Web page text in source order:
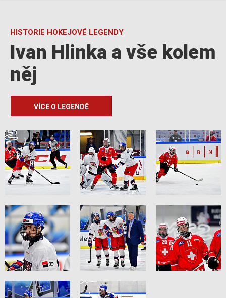
HISTORIE HOKEJOVÉ LEGENDY
Ivan Hlinka a vše kolem
něj
VÍCE O LEGENDĚ